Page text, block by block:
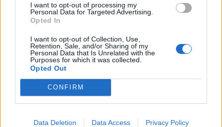
I want to opt-out of processing my
Personal Data for Targeted Advertising.
Opted In
I want to opt-out of Collection, Use,
Retention, Sale, and/or Sharing of my
Personal Data that Is Unrelated with the
Purposes for which it was collected.
Opted Out
CONFIRM
Data Deletion Data Access Privacy Policy
DEIXA UNA RESPOSTA